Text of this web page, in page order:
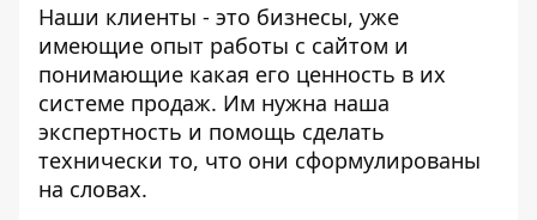
Наши клиенты - это бизнесы, уже
имеющие опыт работы с сайтом и
понимающие какая его ценность в их
системе продаж. Им нужна наша
экспертность и помощь сделать
технически то, что они сформулированы
на словах.